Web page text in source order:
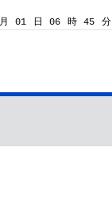
01 日 06 時 45